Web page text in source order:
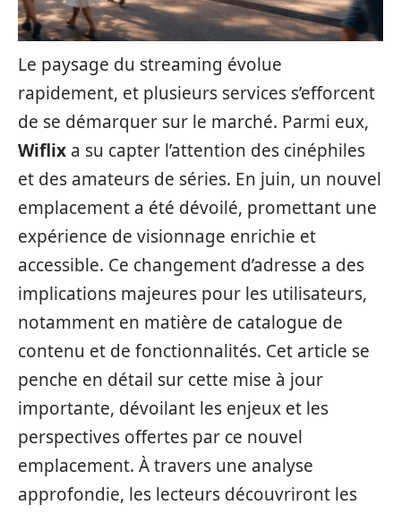
Le paysage du streaming évolue
rapidement, et plusieurs services s’efforcent
de se démarquer sur le marché. Parmi eux,
Wiflix a su capter l’attention des cinéphiles
et des amateurs de séries. En juin, un nouvel
emplacement a été dévoilé, promettant une
expérience de visionnage enrichie et
accessible. Ce changement d’adresse a des
implications majeures pour les utilisateurs,
notamment en matière de catalogue de
contenu et de fonctionnalités. Cet article se
penche en détail sur cette mise à jour
importante, dévoilant les enjeux et les
perspectives offertes par ce nouvel
emplacement. À travers une analyse
approfondie, les lecteurs découvriront les